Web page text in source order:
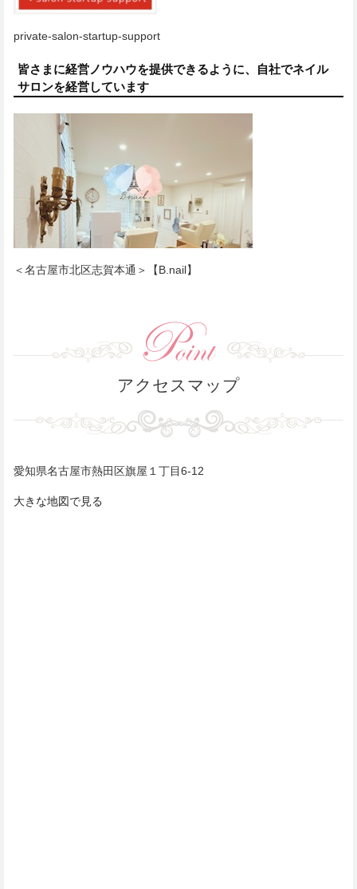
private-salon-startup-support
皆さまに経営ノウハウを提供できるように、自社でネイル
サロンを経営しています
＜名古屋市北区志賀本通＞【B.nail】
アクセスマップ
愛知県名古屋市熱田区旗屋１丁目6-12
大きな地図で見る